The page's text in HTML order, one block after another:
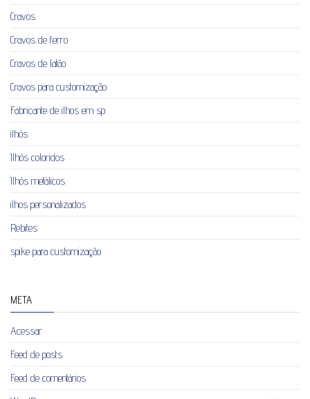
Cravos
Cravos de ferro
Cravos de latão
Cravos para customização
Fabricante de ilhos em sp
ilhós
Ilhós coloridos
Ilhós metálicos
ilhos personalizados
Rebites
spike para customização
META
Acessar
Feed de posts
Feed de comentários